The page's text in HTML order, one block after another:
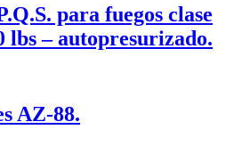
para fuegos clase
lbs – autopresurizado.
AZ-88.